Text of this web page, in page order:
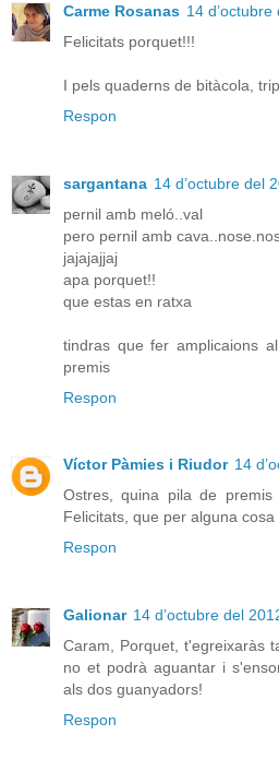
Carme Rosanas 14
Felicitats porquet!!!
I pels quaderns de bitàcola,
Respon
sargantana 14 d’octubre del
pernil amb meló..val
pero pernil amb
jajajajjaj
apa porquet!!
que estas en ratxa
tindras que fer amplicaions
premis
Respon
Víctor Pàmies i Riudor 14
Ostres, quina pila de
Felicitats, que per alguna cosa
Respon
Galionar 14 d’octubre del
Caram, Porquet, t'egreixaràs
no et podrà aguantar i
als dos guanyadors!
Respon